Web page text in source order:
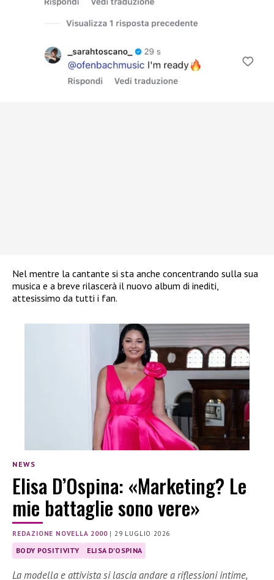
Nel mentre la cantante si sta anche concentrando sulla sua
musica e a breve rilascerà il nuovo album di inediti,
attesissimo da tutti i fan.
NEWS
Elisa D’Ospina: «Marketing? Le
mie battaglie sono vere»
REDAZIONE NOVELLA 2000|29 LUGLIO 2026
BODY POSITIVITY ELISA D'OSPINA
La modella e attivista si lascia andare a riflessioni intime,